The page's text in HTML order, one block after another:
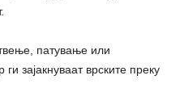
патување или
зајакнуваат врските преку